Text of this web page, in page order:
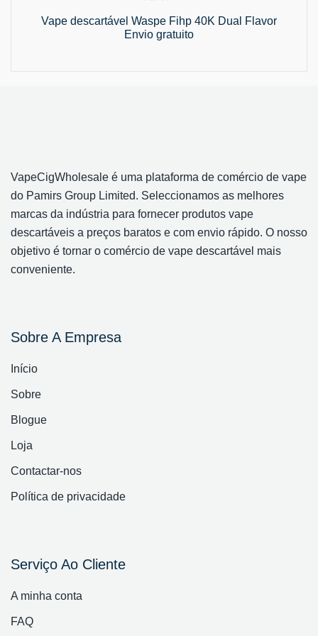
Vape descartável Waspe Fihp 40K Dual Flavor
Envio gratuito
VapeCigWholesale é uma plataforma de comércio de vape
do Pamirs Group Limited. Seleccionamos as melhores
marcas da indústria para fornecer produtos vape
descartáveis a preços baratos e com envio rápido. O nosso
objetivo é tornar o comércio de vape descartável mais
conveniente.
Sobre A Empresa
Início
Sobre
Blogue
Loja
Contactar-nos
Política de privacidade
Serviço Ao Cliente
A minha conta
FAQ